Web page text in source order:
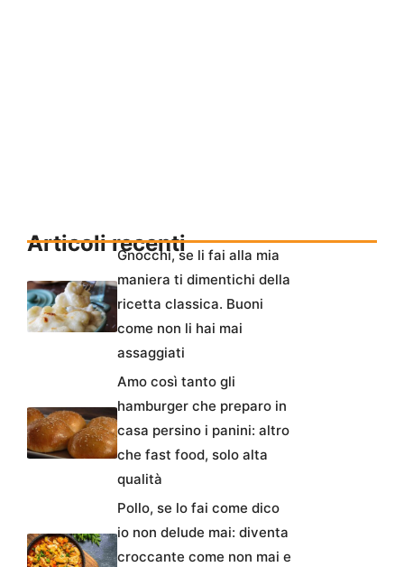
Articoli recentiGnocchi, se li fai alla mia
maniera ti dimentichi della
ricetta classica. Buoni
come non li hai mai
assaggiati
Amo così tanto gli
hamburger che preparo in
casa persino i panini: altro
che fast food, solo alta
qualità
Pollo, se lo fai come dico
io non delude mai: diventa
croccante come non mai e